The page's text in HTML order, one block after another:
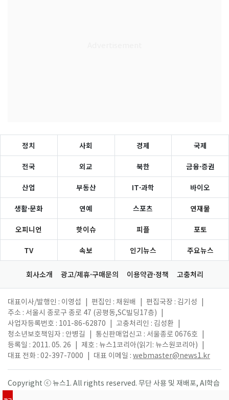
정치 사회 경제 국제
전국 외교 북한 금융·증권
산업 부동산 IT·과학 바이오
생활·문화 연예 스포츠 연재물
오피니언 핫이슈 피플 포토
TV 속보 인기뉴스 주요뉴스
회사소개 광고/제휴·구매문의 이용약관·정책 고충처리
대표이사/발행인 : 이영섭 편집인 : 채원배 편집국장 : 김기성
주소 : 서울시 종로구 종로 47 (공평동,SC빌딩17층)
사업자등록번호 : 101-86-62870
고충처리인 : 김성환
청소년보호책임자 : 안병길
통신판매업신고 : 서울종로 0676호
등록일 : 2011. 05. 26
제호 : 뉴스1코리아(읽기: 뉴스원코리아)
대표 전화 : 02-397-7000
대표 이메일 : webmaster@news1.kr
Copyright ⓒ 뉴스1. All rights reserved. 무단 사용 및 재배포, AI학습